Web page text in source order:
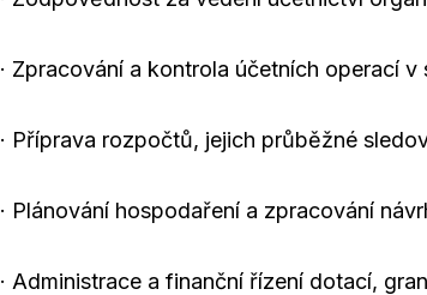
· Zpracování a kontrola účetních operací v
· Příprava rozpočtů, jejich průběžné
· Plánování hospodaření a zpracování
· Administrace a finanční řízení dotací,